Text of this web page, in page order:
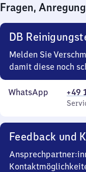
0
Uhr
Fragen,
DB
Melden Sie
damit diese noch
WhatsApp +49
Feedback und